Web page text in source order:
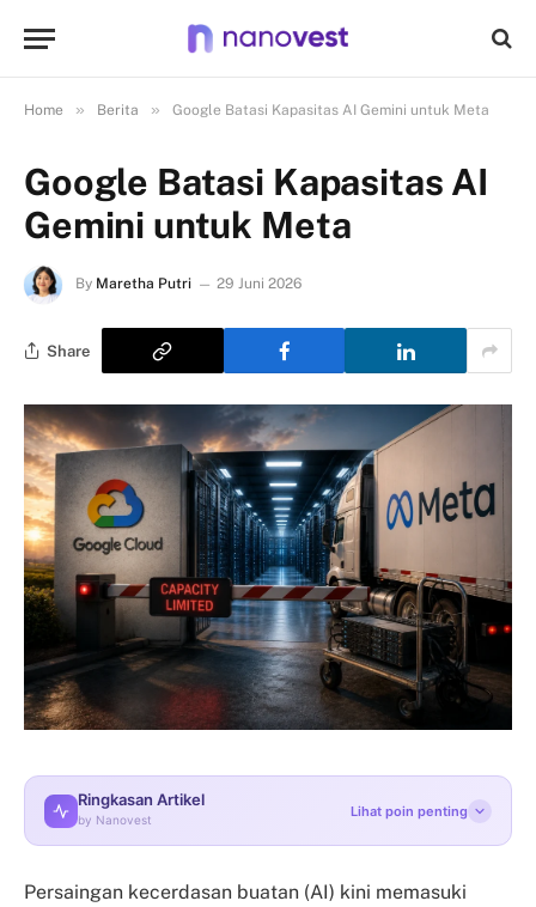
Home » Berita » Google Batasi Kapasitas AI Gemini untuk Meta
Google Batasi Kapasitas AI
Gemini untuk Meta
By Maretha Putri 29 Juni 2026
Share
Ringkasan Artikel
by Nanovest
Lihat poin penting
Persaingan kecerdasan buatan (AI) kini memasuki